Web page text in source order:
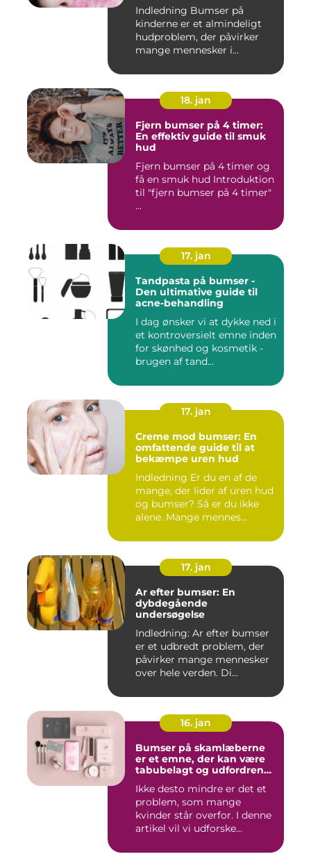
Indledning Bumser på
kinderne er et almindeligt
hudproblem, der påvirker
mange mennesker i
18. jan
Fjern bumser på 4 timer:
En effektiv guide til smuk
hud
Fjern bumser på 4 timer og
få en smuk hud Introduktion
til "fjern bumser på 4 timer"
...
17. jan
Tandpasta på bumser -
Den ultimative guide til
acne-behandling
I dag ønsker vi at dykke ned i
et kontroversielt emne inden
for skønhed og kosmetik -
brugen af tand...
17. jan
Creme mod bumser: En
omfattende guide til at
bekæmpe uren hud
Indledning Er du en af de
mange, der lider af uren hud
og bumser? Så er du ikke
alene. Mange mennes...
17. jan
Ar efter bumser: En
dybdegående
undersøgelse
Indledning: Ar efter bumser
er et udbredt problem, der
påvirker mange mennesker
over hele verden. Di...
16. jan
Bumser på skamlæberne
er et emne, der kan være
tabubelagt og udfordrende
Ikke desto mindre er det et
problem, som mange
kvinder står overfor. I denne
artikel vil vi udforske...